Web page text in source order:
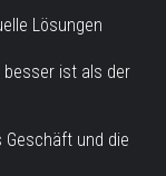
Lösungen
besser ist als der
Geschäft und die